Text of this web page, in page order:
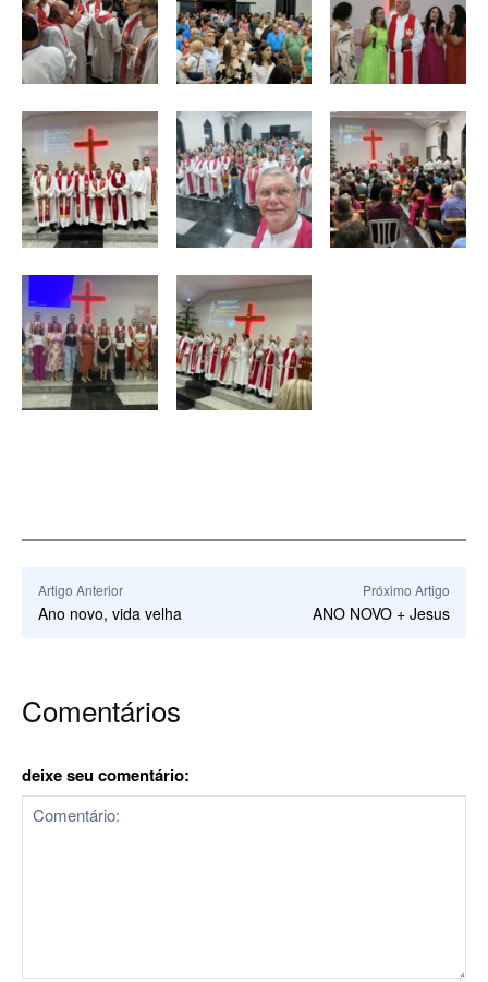
Artigo Anterior
Ano novo, vida velha
Próximo Artigo
ANO NOVO + Jesus
Comentários
deixe seu comentário: